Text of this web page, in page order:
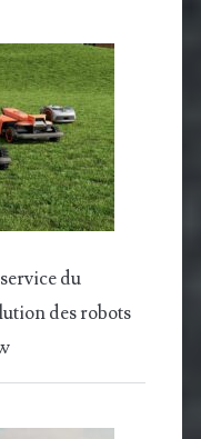
du
des robots